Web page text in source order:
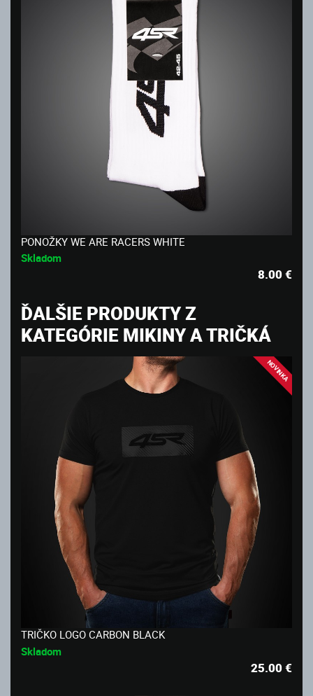
PONOŽKY WE ARE RACERS WHITE
Skladom
8.00€
ĎALŠIE PRODUKTY Z
KATEGÓRIE MIKINY A TRIČKÁ
NOVINKA
TRIČKO LOGO CARBON BLACK
Skladom
25.00€